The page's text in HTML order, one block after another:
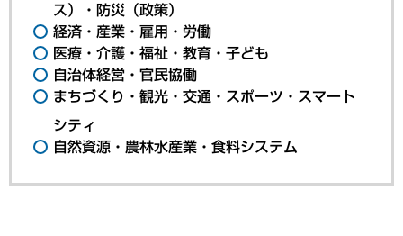
ス）・防災（政策）
経済・産業・雇用・労働
医療・介護・福祉・教育・子ども
自治体経営・官民協働
まちづくり・観光・交通・スポーツ・スマート
シティ
自然資源・農林水産業・食料システム